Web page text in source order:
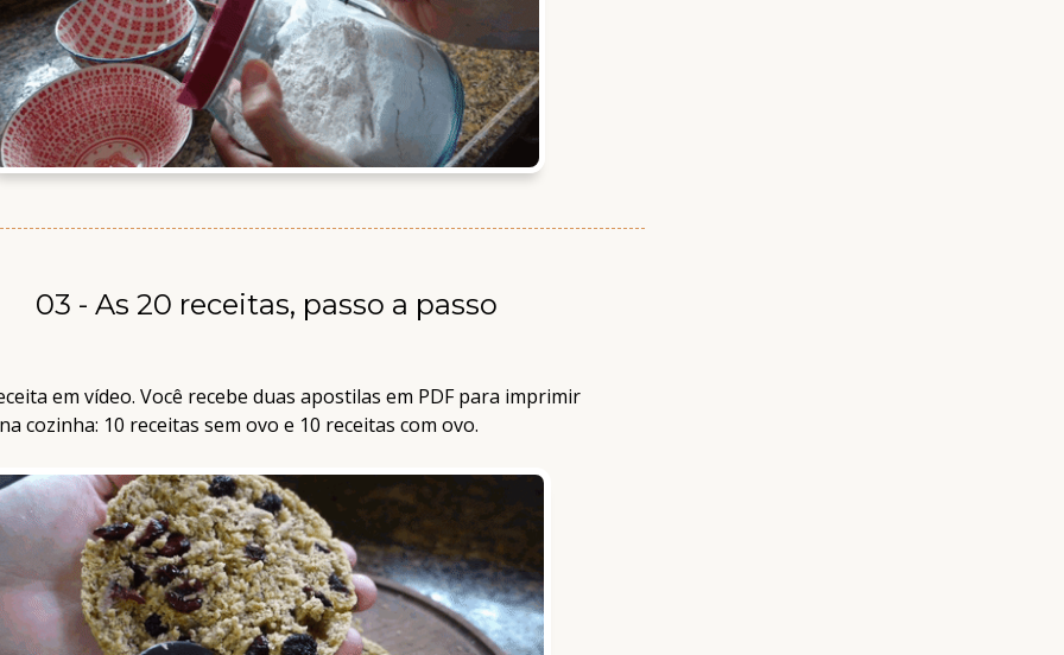
03 - As 20 receitas, passo a passo
em vídeo. Você recebe duas apostilas em PDF para imprimir
cozinha: 10 receitas sem ovo e 10 receitas com ovo.